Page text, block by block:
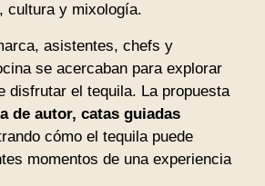
cultura y mixología.
asistentes, chefs y
se acercaban para explorar
disfrutar el tequila. La propuesta
de autor, catas guiadas
cómo el tequila puede
momentos de una experiencia